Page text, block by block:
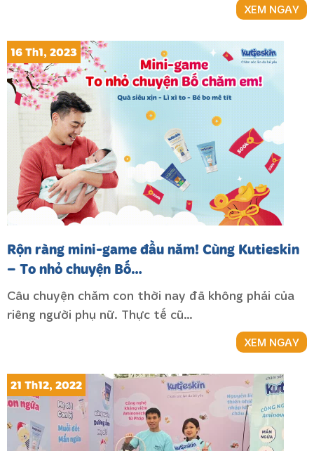
XEM NGAY
Rộn ràng mini-game đầu năm! Cùng Kutieskin
– To nhỏ chuyện Bố…
16 Th1, 2023
Câu chuyện chăm con thời nay đã không phải của
riêng người phụ nữ. Thực tế cũ…
XEM NGAY
21 Th12, 2022